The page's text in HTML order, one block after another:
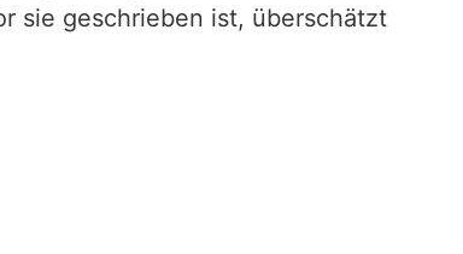
sie geschrieben ist, überschätzt